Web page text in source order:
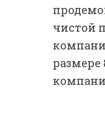
чистой